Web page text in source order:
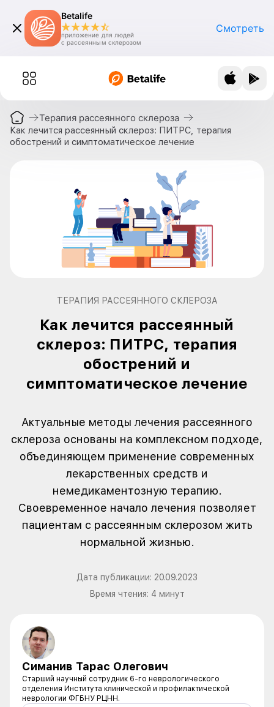
Betalife
приложение для людей
с рассеянным склерозом
Смотреть
Терапия рассеянного склероза
Как лечится рассеянный склероз: ПИТРС, терапия
обострений и симптоматическое лечение
ТЕРАПИЯ РАССЕЯННОГО СКЛЕРОЗА
Как лечится рассеянный
склероз: ПИТРС, терапия
обострений и
симптоматическое лечение
Актуальные методы лечения рассеянного
склероза основаны на комплексном подходе,
объединяющем применение современных
лекарственных средств и
немедикаментозную терапию.
Своевременное начало лечения позволяет
пациентам с рассеянным склерозом жить
нормальной жизнью.
Дата публикации: 20.09.2023
Время чтения: 4 минут
Симанив Тарас Олегович
Старший научный сотрудник 6-го неврологического
отделения Института клинической и профилактической
неврологии ФГБНУ РЦНН.